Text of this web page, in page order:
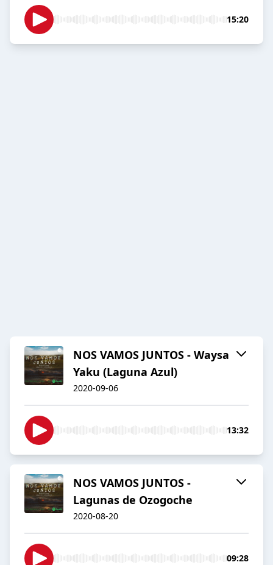
15:20
NOS VAMOS JUNTOS - Waysa
Yaku (Laguna Azul)
2020-09-06
13:32
NOS VAMOS JUNTOS -
Lagunas de Ozogoche
2020-08-20
09:28